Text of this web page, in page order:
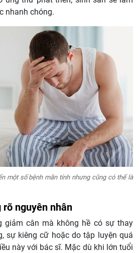
nhanh chóng.
một số bệnh mãn tính nhưng cũng có thể là
nguyên nhân
giảm cân mà không hề có sự thay
sự kiêng cữ hoặc do tập luyện quá
này với bác sĩ. Mặc dù khi lớn tuổi